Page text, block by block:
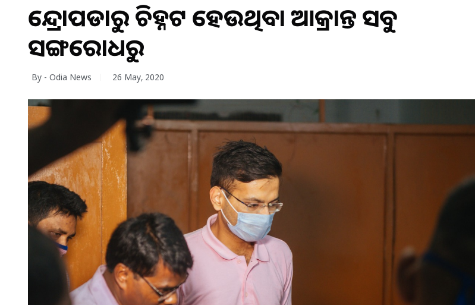
କେନ୍ଦ୍ରାପଡାରୁ ଚିହ୍ନଟ ହେଉଥିବା ଆକ୍ରାନ୍ତ ସବୁ
ସଙ୍ଗରୋଧରୁ
By - Odia News 26 May, 2020